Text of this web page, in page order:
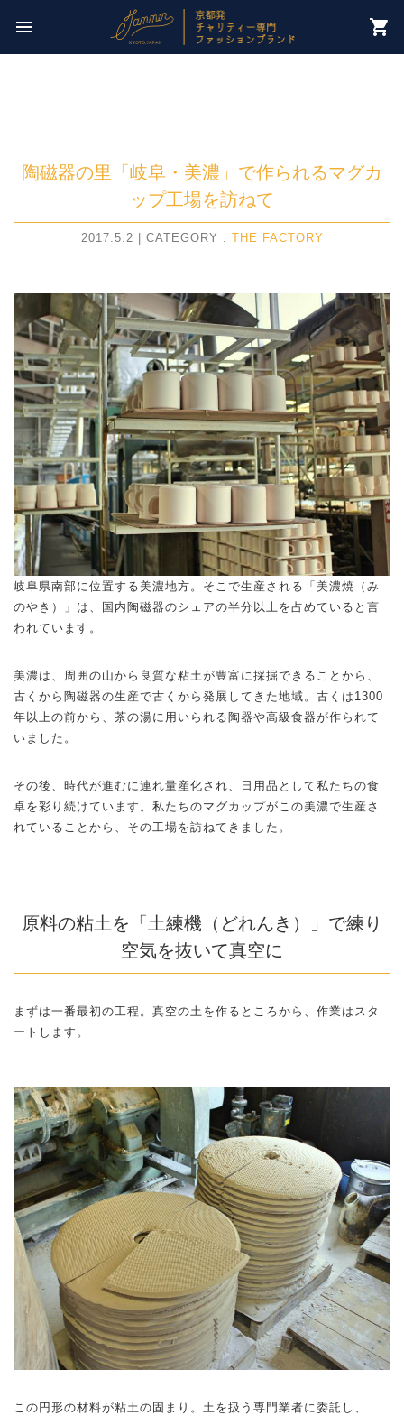
今週のチャリティー先は
【 NPO法人パレスチナ子どものキャンペーン 】
menu shopping_cart
陶磁器の里「岐阜・美濃」で作られるマグカ
ップ工場を訪ねて
2017.5.2 | CATEGORY : THE FACTORY
岐阜県南部に位置する美濃地方。そこで生産される「美濃焼（み
のやき）」は、国内陶磁器のシェアの半分以上を占めていると言
われています。
美濃は、周囲の山から良質な粘土が豊富に採掘できることから、
古くから陶磁器の生産で古くから発展してきた地域。古くは1300
年以上の前から、茶の湯に用いられる陶器や高級食器が作られて
いました。
その後、時代が進むに連れ量産化され、日用品として私たちの食
卓を彩り続けています。私たちのマグカップがこの美濃で生産さ
れていることから、その工場を訪ねてきました。
原料の粘土を「土練機（どれんき）」で練り
空気を抜いて真空に
まずは一番最初の工程。真空の土を作るところから、作業はスタ
ートします。
この円形の材料が粘土の固まり。土を扱う専門業者に委託し、